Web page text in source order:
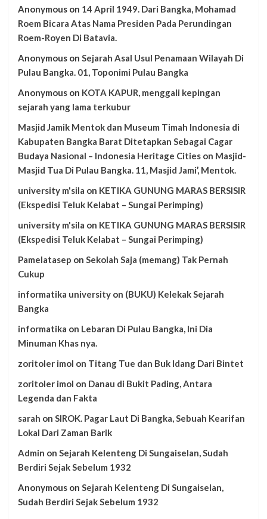
Anonymous on 14 April 1949. Dari Bangka, Mohamad
Roem Bicara Atas Nama Presiden Pada Perundingan
Roem-Royen Di Batavia.
Anonymous on Sejarah Asal Usul Penamaan Wilayah Di
Pulau Bangka. 01, Toponimi Pulau Bangka
Anonymous on KOTA KAPUR, menggali kepingan
sejarah yang lama terkubur
Masjid Jamik Mentok dan Museum Timah Indonesia di
Kabupaten Bangka Barat Ditetapkan Sebagai Cagar
Budaya Nasional – Indonesia Heritage Cities on Masjid-
Masjid Tua Di Pulau Bangka. 11, Masjid Jami’, Mentok.
university m'sila on KETIKA GUNUNG MARAS BERSISIR
(Ekspedisi Teluk Kelabat – Sungai Perimping)
university m'sila on KETIKA GUNUNG MARAS BERSISIR
(Ekspedisi Teluk Kelabat – Sungai Perimping)
Pamelatasep on Sekolah Saja (memang) Tak Pernah
Cukup
informatika university on (BUKU) Kelekak Sejarah
Bangka
informatika on Lebaran Di Pulau Bangka, Ini Dia
Minuman Khas nya.
zoritoler imol on Titang Tue dan Buk Idang Dari Bintet
zoritoler imol on Danau di Bukit Pading, Antara
Legenda dan Fakta
sarah on SIROK. Pagar Laut Di Bangka, Sebuah Kearifan
Lokal Dari Zaman Barik
Admin on Sejarah Kelenteng Di Sungaiselan, Sudah
Berdiri Sejak Sebelum 1932
Anonymous on Sejarah Kelenteng Di Sungaiselan,
Sudah Berdiri Sejak Sebelum 1932